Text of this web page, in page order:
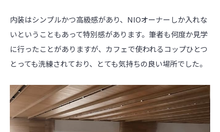
内装はシンプルかつ高級感があり、NIOオーナーしか入れな
いということもあって特別感があります。筆者も何度か見学
に行ったことがありますが、カフェで使われるコップひとつ
とっても洗練されており、とても気持ちの良い場所でした。